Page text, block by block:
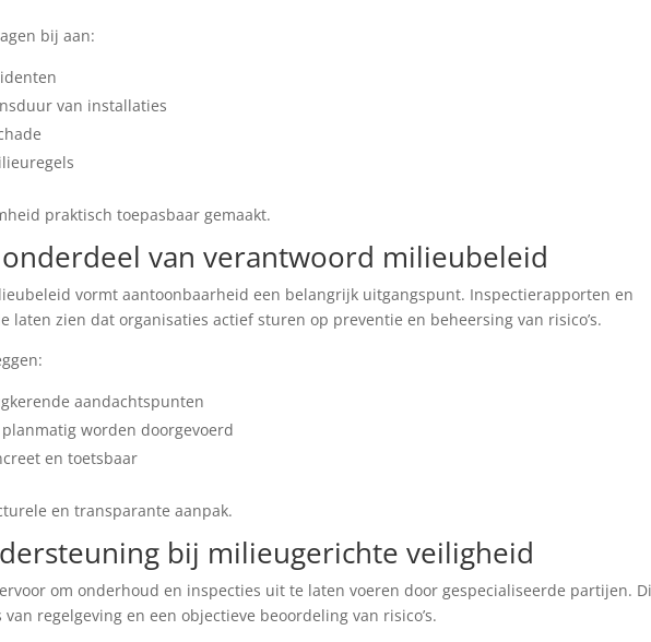
bij aan:
van installaties
praktisch toepasbaar gemaakt.
onderdeel van verantwoord milieubeleid
vormt aantoonbaarheid een belangrijk uitgangspunt. Inspectierapporten en
laten zien dat organisaties actief sturen op preventie en beheersing van risico’s.
aandachtspunten
worden doorgevoerd
en toetsbaar
en transparante aanpak.
bij milieugerichte veiligheid
om onderhoud en inspecties uit te laten voeren door gespecialiseerde partijen.
regelgeving en een objectieve beoordeling van risico’s.